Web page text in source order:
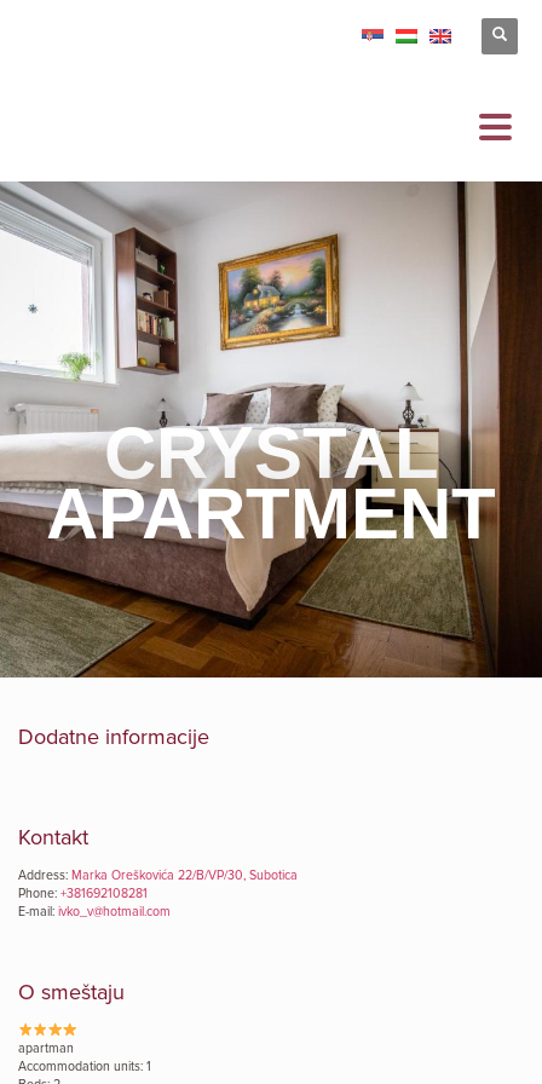
CRYSTAL
APARTMENT
Dodatne informacije
Kontakt
Address: Marka Oreškovića 22/B/VP/30, Subotica
Phone: +381692108281
E-mail: ivko_v@hotmail.com
O smeštaju
apartman
Accommodation units: 1